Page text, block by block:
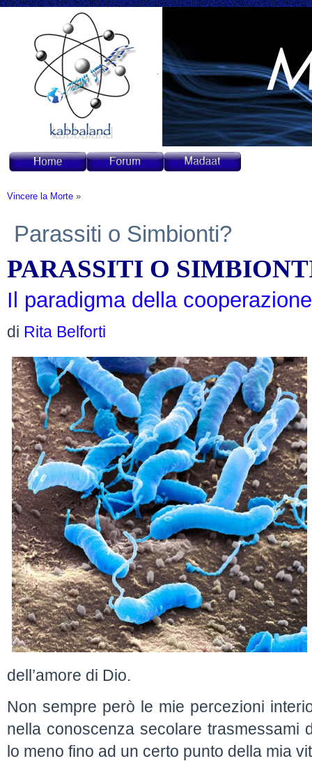
Vincere la Morte »
Parassiti o Simbionti?
PARASSITI O
Il paradigma della
di Rita Belforti
dell’amore di Dio.
Non sempre però le mie percezioni
nella conoscenza secolare trasmessami
lo meno fino ad un certo punto della mia